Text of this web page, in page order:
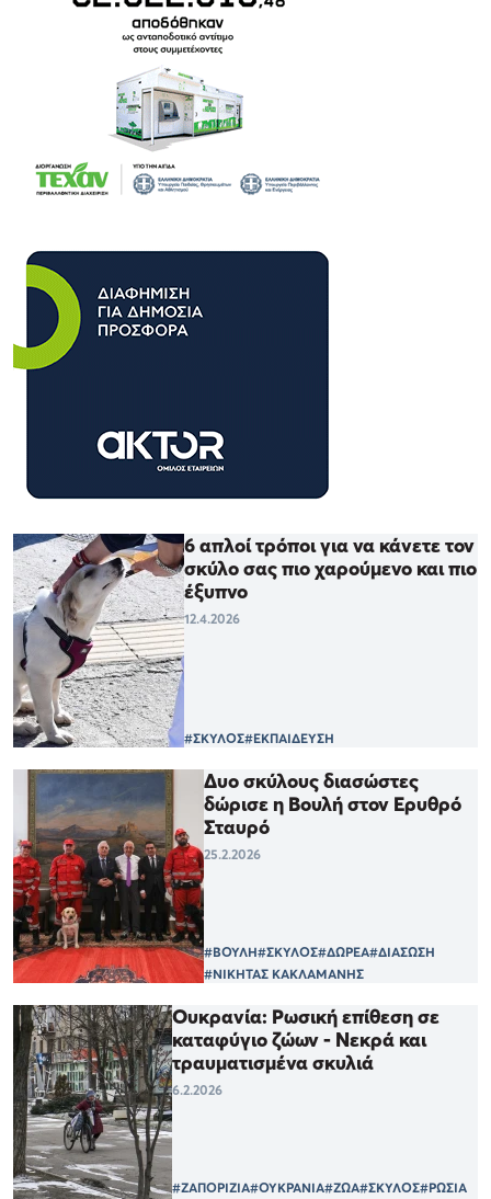
6 απλοί τρόποι για να κάνετε τον
σκύλο σας πιο χαρούμενο και πιο
έξυπνο
12.4.2026
#ΣΚΥΛΟΣ#ΕΚΠΑΙΔΕΥΣΗ
Δυο σκύλους διασώστες
δώρισε η Βουλή στον Ερυθρό
Σταυρό
25.2.2026
#ΒΟΥΛΗ#ΣΚΥΛΟΣ#ΔΩΡΕΑ#ΔΙΑΣΩΣΗ
#ΝΙΚΗΤΑΣ ΚΑΚΛΑΜΑΝΗΣ
Ουκρανία: Ρωσική επίθεση σε
καταφύγιο ζώων - Νεκρά και
τραυματισμένα σκυλιά
6.2.2026
#ΖΑΠΟΡΙΖΙΑ#ΟΥΚΡΑΝΙΑ#ΖΩΑ#ΣΚΥΛΟΣ#ΡΩΣΙΑ